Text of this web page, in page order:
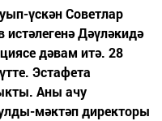
үскән Советлар
Дәүләкидә
дәвам итә. 28
Эстафета
Аны ачу
мәктәп директоры